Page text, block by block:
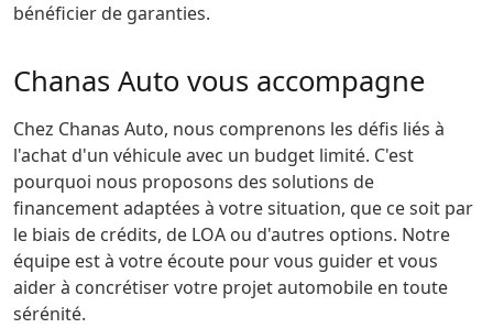
bénéficier de garanties.
Chanas Auto vous accompagne
Chez Chanas Auto, nous comprenons les défis liés à
l'achat d'un véhicule avec un budget limité. C'est
pourquoi nous proposons des solutions de
financement adaptées à votre situation, que ce soit par
le biais de crédits, de LOA ou d'autres options. Notre
équipe est à votre écoute pour vous guider et vous
aider à concrétiser votre projet automobile en toute
sérénité.